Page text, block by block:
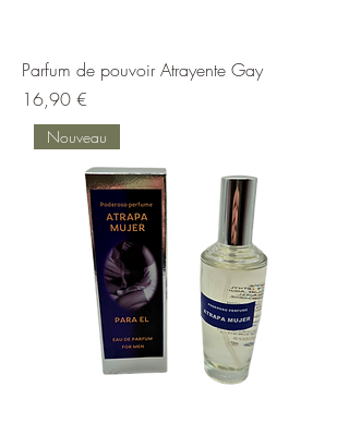
Parfum de pouvoir Atrayente Gay
Prix
16,90 €
Nouveau